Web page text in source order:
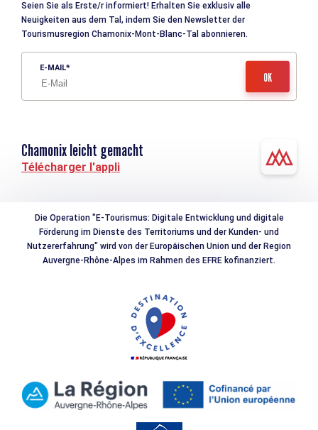
Seien Sie als Erste/r informiert! Erhalten Sie exklusiv alle
Neuigkeiten aus dem Tal, indem Sie den Newsletter der
Tourismusregion Chamonix-Mont-Blanc-Tal abonnieren.
E-MAIL
Chamonix leicht gemacht
Télécharger l'appli
Die Operation "E-Tourismus: Digitale Entwicklung und digitale
Förderung im Dienste des Territoriums und der Kunden- und
Nutzererfahrung" wird von der Europäischen Union und der Region
Auvergne-Rhône-Alpes im Rahmen des EFRE kofinanziert.